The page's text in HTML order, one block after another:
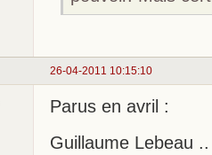
26-04-2011 10:15:10
Parus en avril :
Guillaume Lebeau